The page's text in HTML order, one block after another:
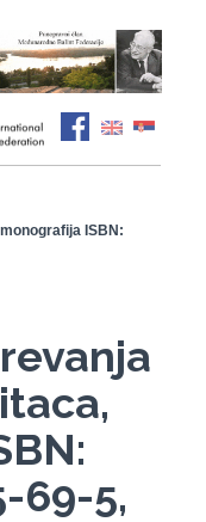
ISBN:
69-5,